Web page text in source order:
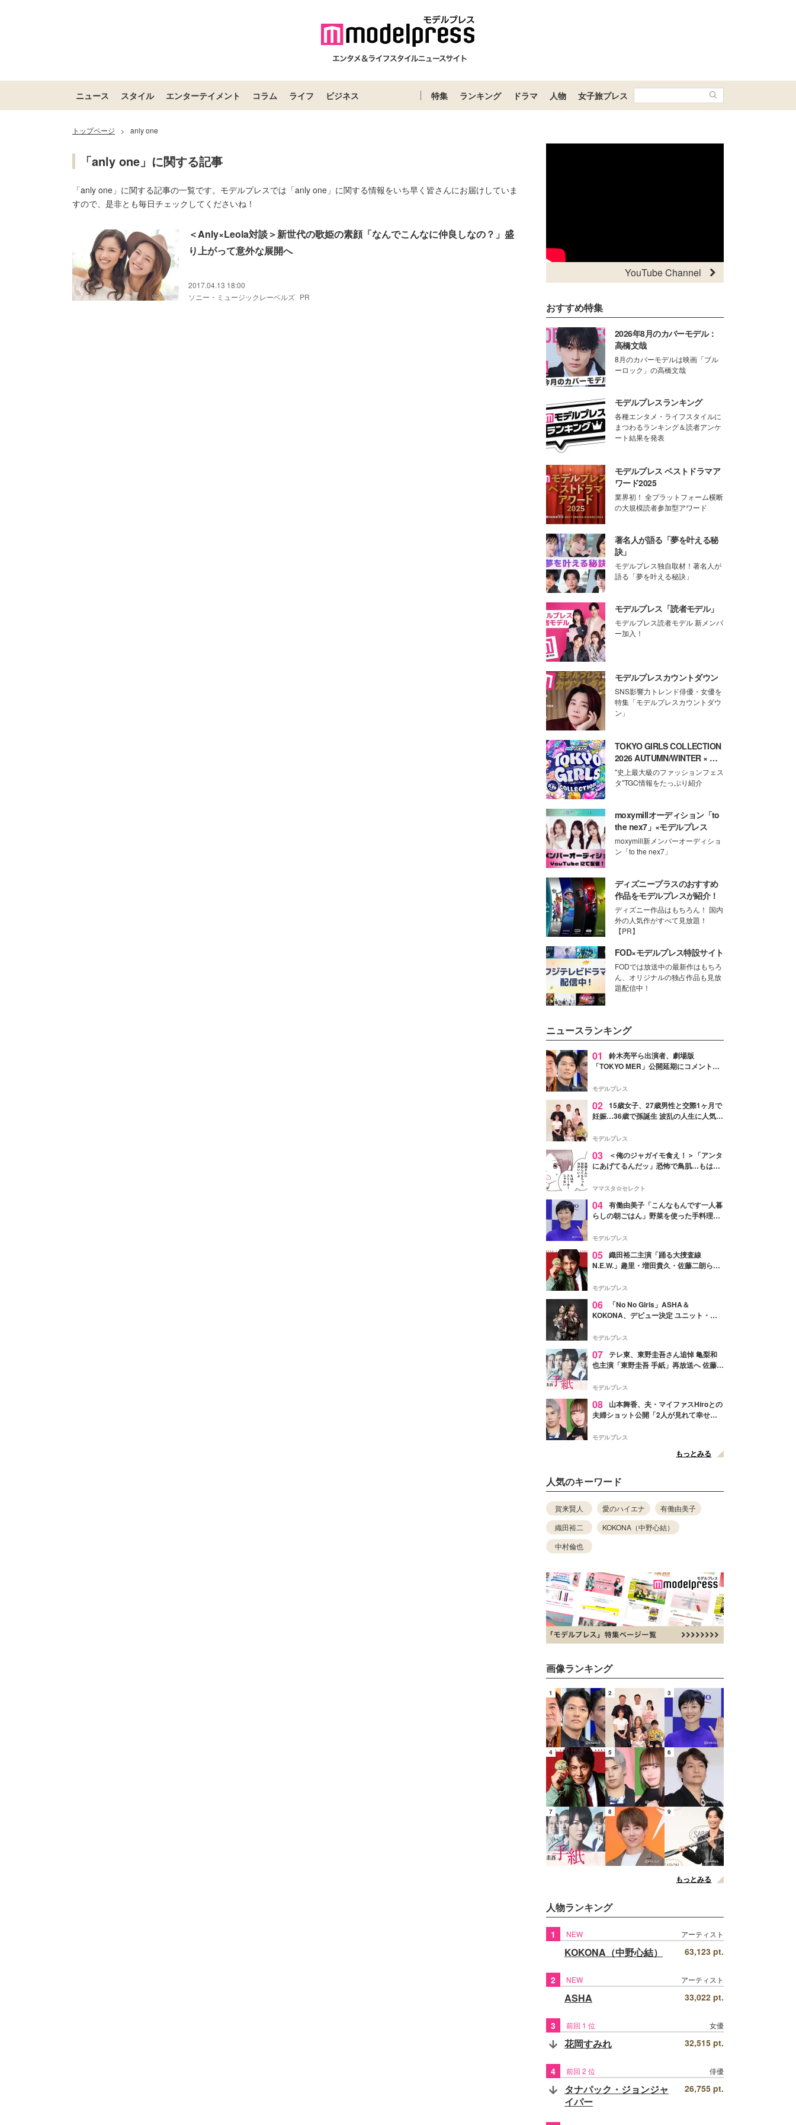
ニュース スタイル エンターテイメント コラム ライフ ビジネス 特集 ランキング ドラマ 人物 女子旅プレス
トップページ > anly one
「anly one」に関する記事
「anly one」に関する記事の一覧です。モデルプレスでは「anly one」に関する情報をいち早く皆さんにお届けしていま
すので、是非とも毎日チェックしてくださいね！
＜Anly×Leola対談＞新世代の歌姫の素顔「なんでこんなに仲良しなの？」盛
り上がって意外な展開へ
2017.04.13 18:00
ソニー・ミュージックレーベルズ PR
YouTube Channel
おすすめ特集
2026年8月のカバーモデル：
高橋文哉
8月のカバーモデルは映画「ブル
ーロック」の高橋文哉
モデルプレスランキング
各種エンタメ・ライフスタイルに
まつわるランキング＆読者アンケ
ート結果を発表
モデルプレス ベストドラマア
ワード2025
業界初！ 全プラットフォーム横断
の大規模読者参加型アワード
著名人が語る「夢を叶える秘
訣」
モデルプレス独自取材！著名人が
語る「夢を叶える秘訣」
モデルプレス「読者モデル」
モデルプレス読者モデル 新メンバ
ー加入！
モデルプレスカウントダウン
SNS影響力トレンド俳優・女優を
特集「モデルプレスカウントダウ
ン」
TOKYO GIRLS COLLECTION
2026 AUTUMN/WINTER × モ
デルプレス
"史上最大級のファッションフェス
タ"TGC情報をたっぷり紹介
moxymillオーディション「to
the nex7」×モデルプレス
moxymill新メンバーオーディショ
ン「to the nex7」
ディズニープラスのおすすめ
作品をモデルプレスが紹介！
ディズニー作品はもちろん！ 国内
外の人気作がすべて見放題！
【PR】
FOD×モデルプレス特設サイト
FODでは放送中の最新作はもちろ
ん、オリジナルの独占作品も見放
題配信中！
ニュースランキング
01
鈴木亮平ら出演者、劇場版
「TOKYO MER」公開延期にコメント
最大の敬意とエールを」
モデルプレス
02 15歳女子、27歳男性と交際1ヶ月で
妊娠…36歳で孫誕生 波乱の人生に人気タ
よ！」
モデルプレス
03
＜俺のジャガイモ食え！＞「アンタ
にあげてるんだッ」恐怖で鳥肌…もはや
ママスタ☆セレクト
04 有働由美子「こんなもんです一人暮
らしの朝ごはん」野菜を使った手料理公
そう」と反響
モデルプレス
05 織田裕二主演「踊る大捜査線
N.E.W.」趣里・増田貴久・佐藤二朗ら新
徴する“謎のキーワード”も
モデルプレス
06
「No No Girls」ASHA＆
KOKONA、デビュー決定 ユニット・
リリースへ
モデルプレス
07 テレ東、東野圭吾さん追悼 亀梨和
也主演「東野圭吾 手紙」再放送へ 佐藤隆
モデルプレス
08
山本舞香、夫・マイファスHiroとの
夫婦ショット公開「2人が見れて幸せ」
モデルプレス
もっとみる
人気のキーワード
賀来賢人 愛のハイエナ
有働由美子
織田裕二
KOKONA（中野心結）
中村倫也
画像ランキング
1 2 3
4 5 6
7 8 9
もっとみる
人物ランキング
1 NEW アーティスト
KOKONA（中野心結） 63,123 pt.
2 NEW アーティスト
ASHA 33,022 pt.
3 前回 1 位 女優
花岡すみれ 32,515 pt.
4 前回 2 位 俳優
タナパック・ジョンジャ
イパー
26,755 pt.